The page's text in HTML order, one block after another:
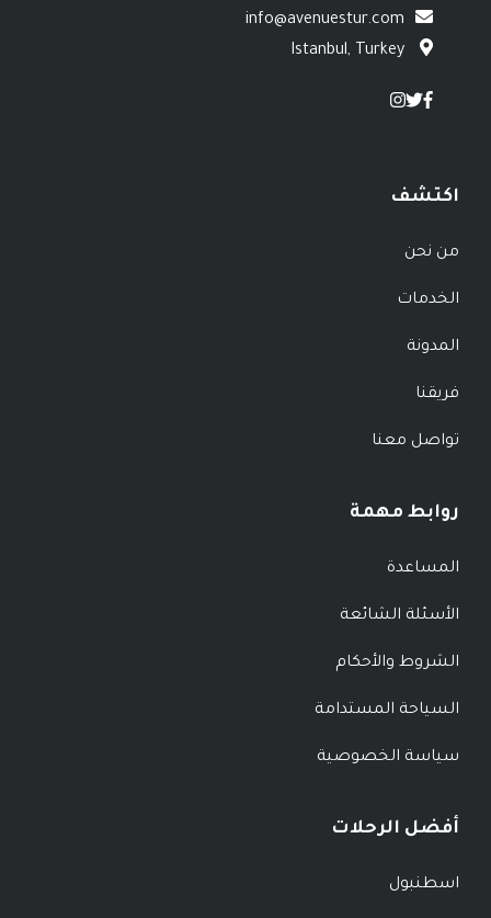
info@avenuestur.com
اكتشف
من نحن
الخدمات
المدونة
فريقنا
تواصل معنا
روابط مهمة
المساعدة
الأسئلة الشائعة
الشروط والأحكام
السياحة المستدامة
سياسة الخصوصية
أفضل الرحلات
اسطنبول